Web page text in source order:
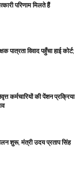
परिणाम मिलते हैं
पात्रता विवाद पहुँचा हाई कोर्ट;
कर्मचारियों की पेंशन प्रक्रिया
शुरू, मंत्री उदय प्रताप सिंह